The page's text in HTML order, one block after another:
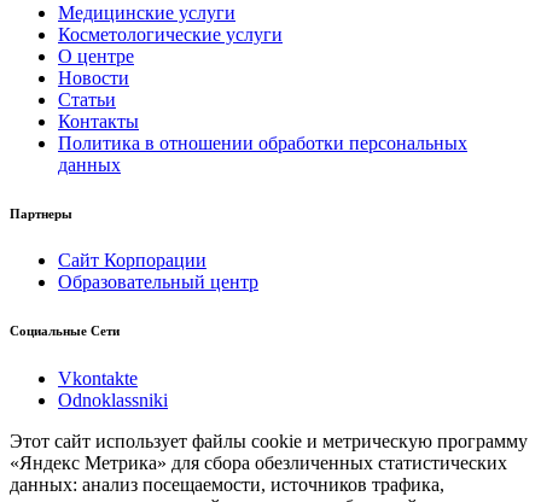
Медицинские услуги
Косметологические услуги
О центре
Новости
Статьи
Контакты
Политика в отношении обработки персональных
данных
Партнеры
Сайт Корпорации
Образовательный центр
Социальные Сети
Vkontakte
Odnoklassniki
Этот сайт использует файлы cookie и метрическую программу
«Яндекс Метрика» для сбора обезличенных статистических
данных: анализ посещаемости, источников трафика,